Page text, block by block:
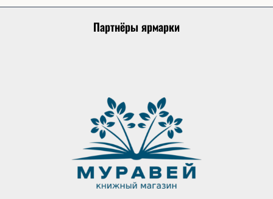
Партнёры ярмарки